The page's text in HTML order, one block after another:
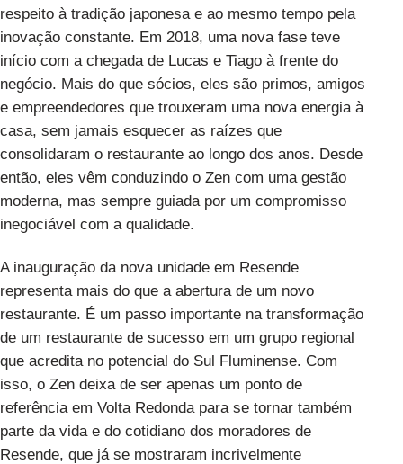
respeito à tradição japonesa e ao mesmo tempo pela
inovação constante. Em 2018, uma nova fase teve
início com a chegada de Lucas e Tiago à frente do
negócio. Mais do que sócios, eles são primos, amigos
e empreendedores que trouxeram uma nova energia à
casa, sem jamais esquecer as raízes que
consolidaram o restaurante ao longo dos anos. Desde
então, eles vêm conduzindo o Zen com uma gestão
moderna, mas sempre guiada por um compromisso
inegociável com a qualidade.
A inauguração da nova unidade em Resende
representa mais do que a abertura de um novo
restaurante. É um passo importante na transformação
de um restaurante de sucesso em um grupo regional
que acredita no potencial do Sul Fluminense. Com
isso, o Zen deixa de ser apenas um ponto de
referência em Volta Redonda para se tornar também
parte da vida e do cotidiano dos moradores de
Resende, que já se mostraram incrivelmente